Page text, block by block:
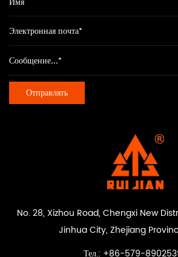
No. 28, Xizhou Road, Chengxi New
Jinhua City, Zhejiang
Тел.: +86-579-